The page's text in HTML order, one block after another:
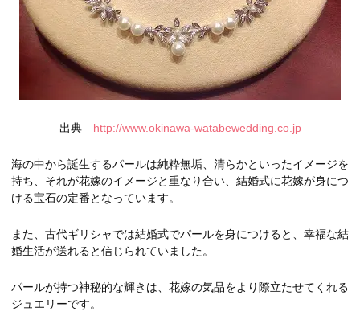
出典 http://www.okinawa-watabewedding.co.jp
海の中から誕生するパールは純粋無垢、清らかといったイメージを
持ち、それが花嫁のイメージと重なり合い、結婚式に花嫁が身につ
ける宝石の定番となっています。
また、古代ギリシャでは結婚式でパールを身につけると、幸福な結
婚生活が送れると信じられていました。
パールが持つ神秘的な輝きは、花嫁の気品をより際立たせてくれる
ジュエリーです。